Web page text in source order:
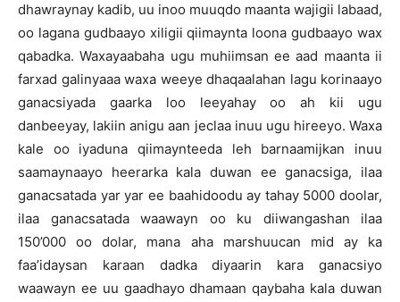
dhawraynay kadib, uu inoo muuqdo maanta wajigii labaad,
oo lagana gudbaayo xiligii qiimaynta loona gudbaayo wax
qabadka. Waxayaabaha ugu muhiimsan ee aad maanta ii
farxad galinyaaa waxa weeye dhaqaalahan lagu korinaayo
ganacsiyada gaarka loo leeyahay oo ah kii ugu
danbeeyay, lakiin anigu aan jeclaa inuu ugu hireeyo. Waxa
kale oo iyaduna qiimaynteeda leh barnaamijkan inuu
saamaynaayo heerarka kala duwan ee ganacsiga, ilaa
ganacsatada yar yar ee baahidoodu ay tahay 5000 doolar,
ilaa ganacsatada waawayn oo ku diiwangashan ilaa
150’000 oo dolar, mana aha marshuucan mid ay ka
faa’idaysan karaan dadka diyaarin kara ganacsiyo
waawayn ee uu gaadhayo dhamaan qaybaha kala duwan